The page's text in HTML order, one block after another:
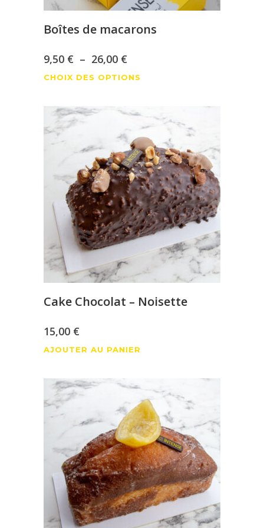
du
Boîtes de macarons
9,50 € – 26,00 €Plage
de
9,50 €
à
26,00 €
CHOIX DES OPTIONS
plusieurs
variations.
Les
options
peuvent
être
choisies
sur
page
Cake Chocolat – Noisette
15,00 €
AJOUTER AU PANIER